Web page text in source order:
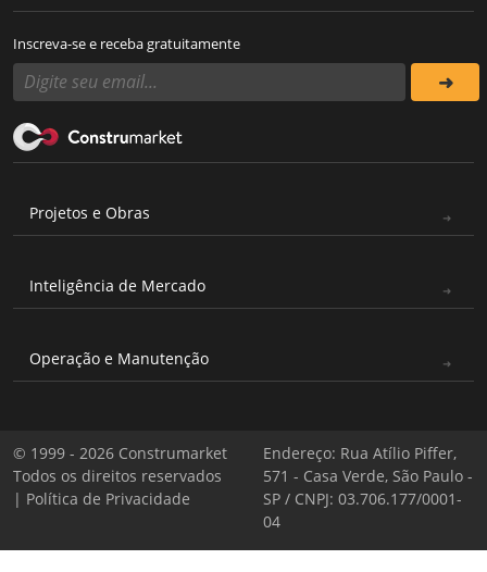
Inscreva-se e receba gratuitamente
Projetos e Obras
Inteligência de Mercado
Operação e Manutenção
© 1999 - 2026 Construmarket
Todos os direitos reservados
| Política de Privacidade
Endereço: Rua Atílio Piffer,
571 - Casa Verde, São Paulo -
SP / CNPJ: 03.706.177/0001-
04